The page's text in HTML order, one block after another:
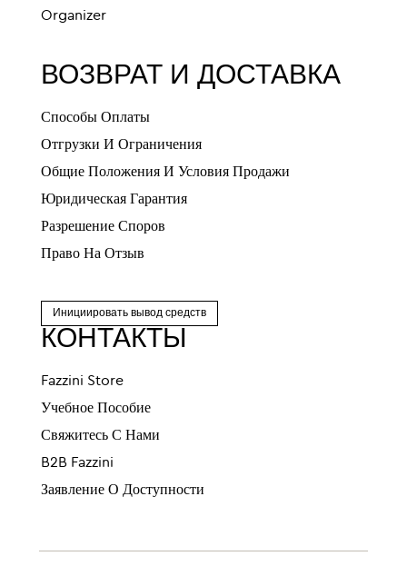
Organizer
ВОЗВРАТ И ДОСТАВКА
Способы Оплаты
Отгрузки И Ограничения
Общие Положения И Условия Продажи
Юридическая Гарантия
Разрешение Споров
Право На Отзыв
Инициировать вывод средств
КОНТАКТЫ
Fazzini Store
Учебное Пособие
Свяжитесь С Нами
B2B Fazzini
Заявление О Доступности